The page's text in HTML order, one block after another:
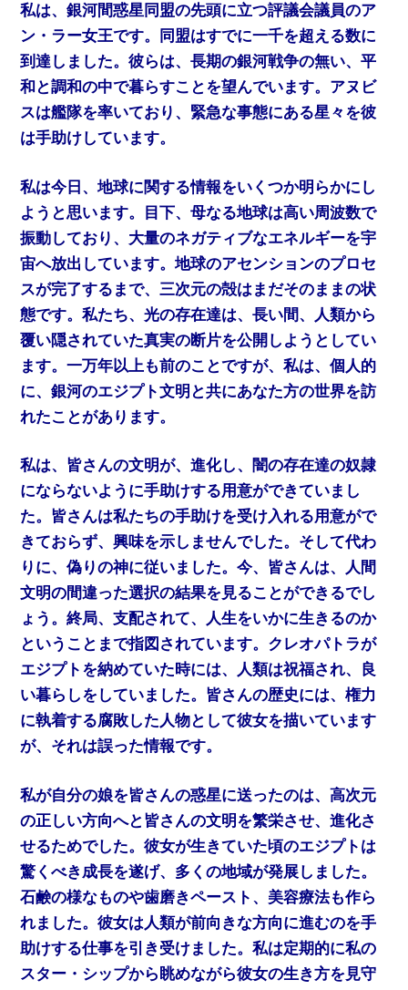
私は、銀河間惑星同盟の先頭に立つ評議会議員のア
ン・ラー女王です。同盟はすでに一千を超える数に
到達しました。彼らは、長期の銀河戦争の無い、平
和と調和の中で暮らすことを望んでいます。アヌビ
スは艦隊を率いており、緊急な事態にある星々を彼
は手助けしています。
私は今日、地球に関する情報をいくつか明らかにし
ようと思います。目下、母なる地球は高い周波数で
振動しており、大量のネガティブなエネルギーを宇
宙へ放出しています。地球のアセンションのプロセ
スが完了するまで、三次元の殻はまだそのままの状
態です。私たち、光の存在達は、長い間、人類から
覆い隠されていた真実の断片を公開しようとしてい
ます。一万年以上も前のことですが、私は、個人的
に、銀河のエジプト文明と共にあなた方の世界を訪
れたことがあります。
私は、皆さんの文明が、進化し、闇の存在達の奴隷
にならないように手助けする用意ができていまし
た。皆さんは私たちの手助けを受け入れる用意がで
きておらず、興味を示しませんでした。そして代わ
りに、偽りの神に従いました。今、皆さんは、人間
文明の間違った選択の結果を見ることができるでし
ょう。終局、支配されて、人生をいかに生きるのか
ということまで指図されています。クレオパトラが
エジプトを納めていた時には、人類は祝福され、良
い暮らしをしていました。皆さんの歴史には、権力
に執着する腐敗した人物として彼女を描いています
が、それは誤った情報です。
私が自分の娘を皆さんの惑星に送ったのは、高次元
の正しい方向へと皆さんの文明を繁栄させ、進化さ
せるためでした。彼女が生きていた頃のエジプトは
驚くべき成長を遂げ、多くの地域が発展しました。
石鹸の様なものや歯磨きペースト、美容療法も作ら
れました。彼女は人類が前向きな方向に進むのを手
助けする仕事を引き受けました。私は定期的に私の
スター・シップから眺めながら彼女の生き方を見守